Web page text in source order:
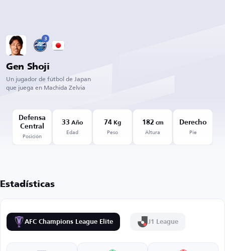
3
Gen Shoji
Un jugador de fútbol de Japan
que juega en Machida Zelvia
Defensa
Central
Posición
33 Año
Edad
74 Kg
Peso
182 cm
Altura
Derecho
Pie
Estadísticas
AFC Champions League Elite J1 League